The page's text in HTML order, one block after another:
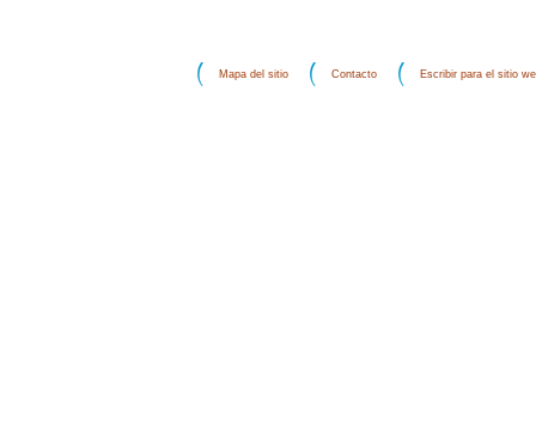
Mapa del sitio Contacto Escribir para el sitio